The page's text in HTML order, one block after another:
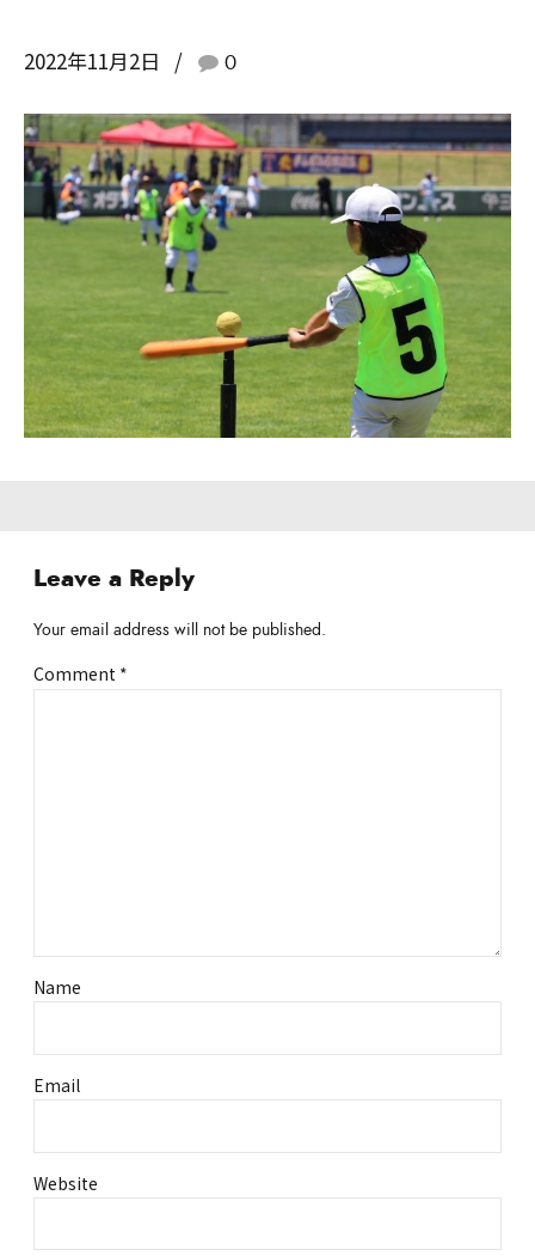
2022年11月2日 0
Leave a Reply
Your email address will not be published.
Comment *
Name
Email
Website